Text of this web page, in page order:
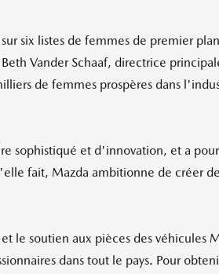
six listes de femmes de premier
Vander Schaaf, directrice
de femmes prospères dans
sophistiqué et d'innovation, et a
fait, Mazda ambitionne de créer
soutien aux pièces des véhicules
dans tout le pays. Pour